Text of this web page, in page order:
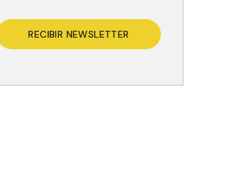
RECIBIR NEWSLETTER